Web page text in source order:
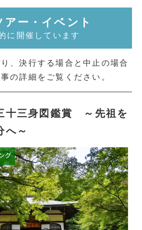
アー・イベント
に開催しています
、決行する場合と中止の場合
の詳細をご覧ください。
十三身図鑑賞 ～先祖を
へ～